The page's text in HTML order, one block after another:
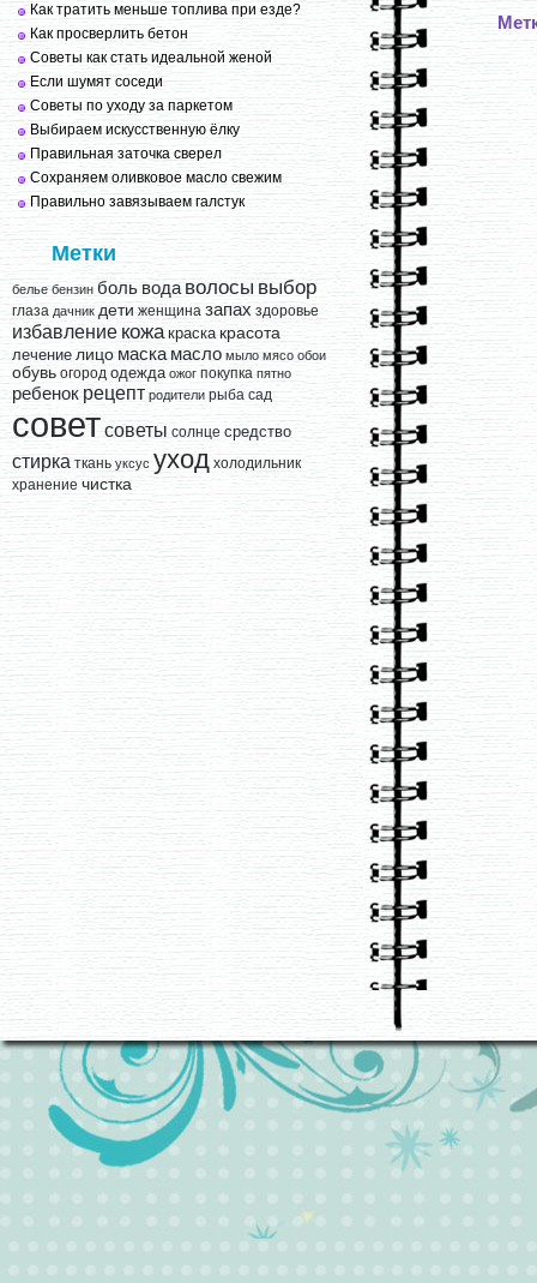
Как тратить меньше топлива при езде?
Как просверлить бетон
Советы как стать идеальной женой
Если шумят соседи
Советы по уходу за паркетом
Выбираем искусственную ёлку
Правильная заточка сверел
Сохраняем оливковое масло свежим
Правильно завязываем галстук
Метки
белье бензин боль вода волосы выбор
глаза дачник дети женщина запах здоровье
избавление кожа краска красота
лечение лицо маска масло мыло мясо обои
обувь огород одежда ожог покупка пятно
ребенок рецепт родители рыба сад
советсоветы солнце средство
стирка ткань уксус уход холодильник
хранение чистка